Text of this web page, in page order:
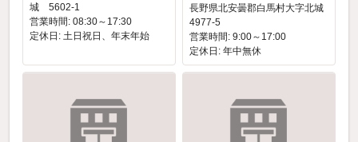
城 5602-1
営業時間: 08:30～17:30
定休日: 土日祝日、年末年始
長野県北安曇郡白馬村大字北城
4977-5
営業時間: 9:00～17:00
定休日: 年中無休